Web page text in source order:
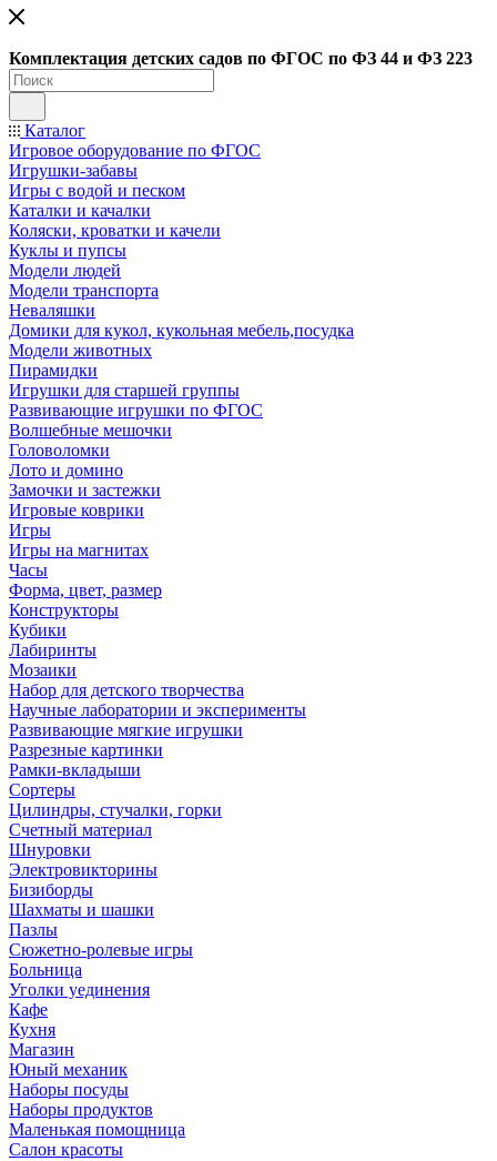
Комплектация детских садов по ФГОC по ФЗ 44 и ФЗ 223
Каталог
Игровое оборудование по ФГОС
Игрушки-забавы
Игры с водой и песком
Каталки и качалки
Коляски, кроватки и качели
Куклы и пупсы
Модели людей
Модели транспорта
Неваляшки
Домики для кукол, кукольная мебель,посудка
Модели животных
Пирамидки
Игрушки для старшей группы
Развивающие игрушки по ФГОС
Волшебные мешочки
Головоломки
Лото и домино
Замочки и застежки
Игровые коврики
Игры
Игры на магнитах
Часы
Форма, цвет, размер
Конструкторы
Кубики
Лабиринты
Мозаики
Набор для детского творчества
Научные лаборатории и эксперименты
Развивающие мягкие игрушки
Разрезные картинки
Рамки-вкладыши
Сортеры
Цилиндры, стучалки, горки
Счетный материал
Шнуровки
Электровикторины
Бизиборды
Шахматы и шашки
Пазлы
Сюжетно-ролевые игры
Больница
Уголки уединения
Кафе
Кухня
Магазин
Юный механик
Наборы посуды
Наборы продуктов
Маленькая помощница
Салон красоты